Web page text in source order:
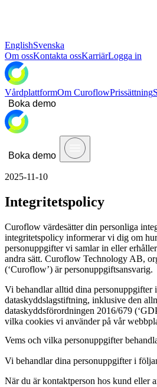
EnglishSvenska
Om ossKontakta ossKarriärLogga in
VårdplattformOm CuroflowPrissättning
Boka demo
Boka demo
2025-11-10
Integritetspolicy
Curoflow värdesätter din personliga
integritetspolicy informerar vi dig om
personuppgifter vi samlar in eller
andra sätt. Curoflow Technology AB,
(‘Curoflow’) är personuppgiftsansvarig.
Vi behandlar alltid dina personuppgifter
dataskyddslagstiftning, inklusive den
dataskyddsförordningen 2016/679
vilka cookies vi använder på vår
Vems och vilka personuppgifter
Vi behandlar dina personuppgifter i
När du är kontaktperson hos kund eller